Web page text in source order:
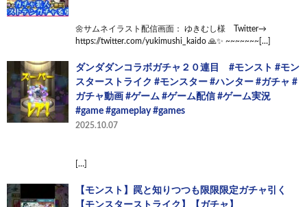
🌼サムネイラスト配信画面： ゆきむし様 Twitter→
https://twitter.com/yukimushi_kaido 🙏✨ ~~~~~~~[…]
ダンダダンコラボガチャ２０連目 #モンスト #モン
スターストライク #モンスター #ハンター #ガチャ #
ガチャ動画 #ゲーム #ゲーム配信 #ゲーム実況
#game #gameplay #games
2025.10.07
[…]
【モンスト】罠と知りつつも限限限定ガチャ引く
【モンスターストライク】【ガチャ】